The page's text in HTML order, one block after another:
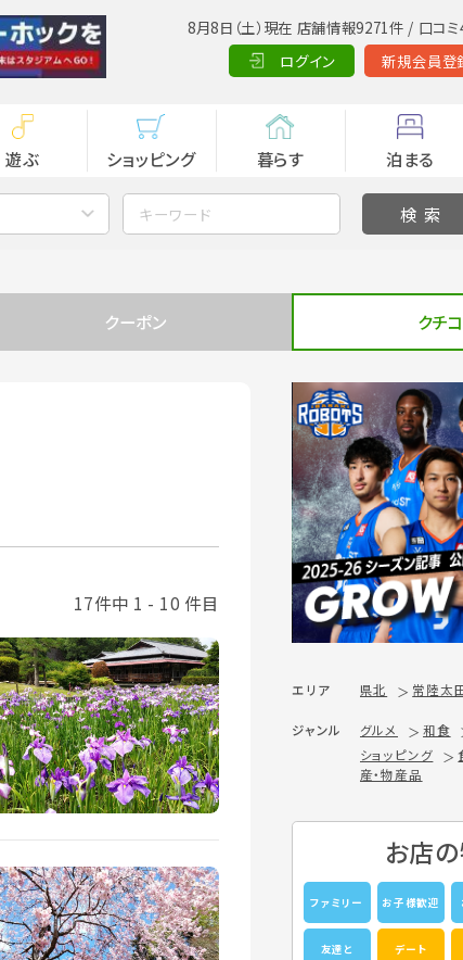
8月8日（土）現在 店舗情報9271件 / 口コ
ログイン
新規会員登
遊ぶ ショッピング 暮らす 泊まる
クーポン クチ
17件中 1 - 10 件目
エリア 県北 常陸太
ジャンル グルメ 和食
ショッピング
産・物産品
お店
ファミリー お子様歓迎
友達と デート